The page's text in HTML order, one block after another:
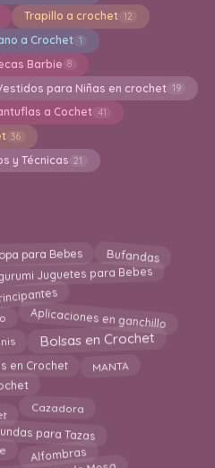
Trapillo a crochet 12
a Crochet 1
Barbie 8
para Niñas en crochet 19
a Cochet 41
36
y Técnicas 21
para Bebes Bufandas
Juguetes para Bebes
Aplicaciones en ganchillo
Bolsas en Crochet
en Crochet MANTA
Cazadora
para Tazas
Alfombras